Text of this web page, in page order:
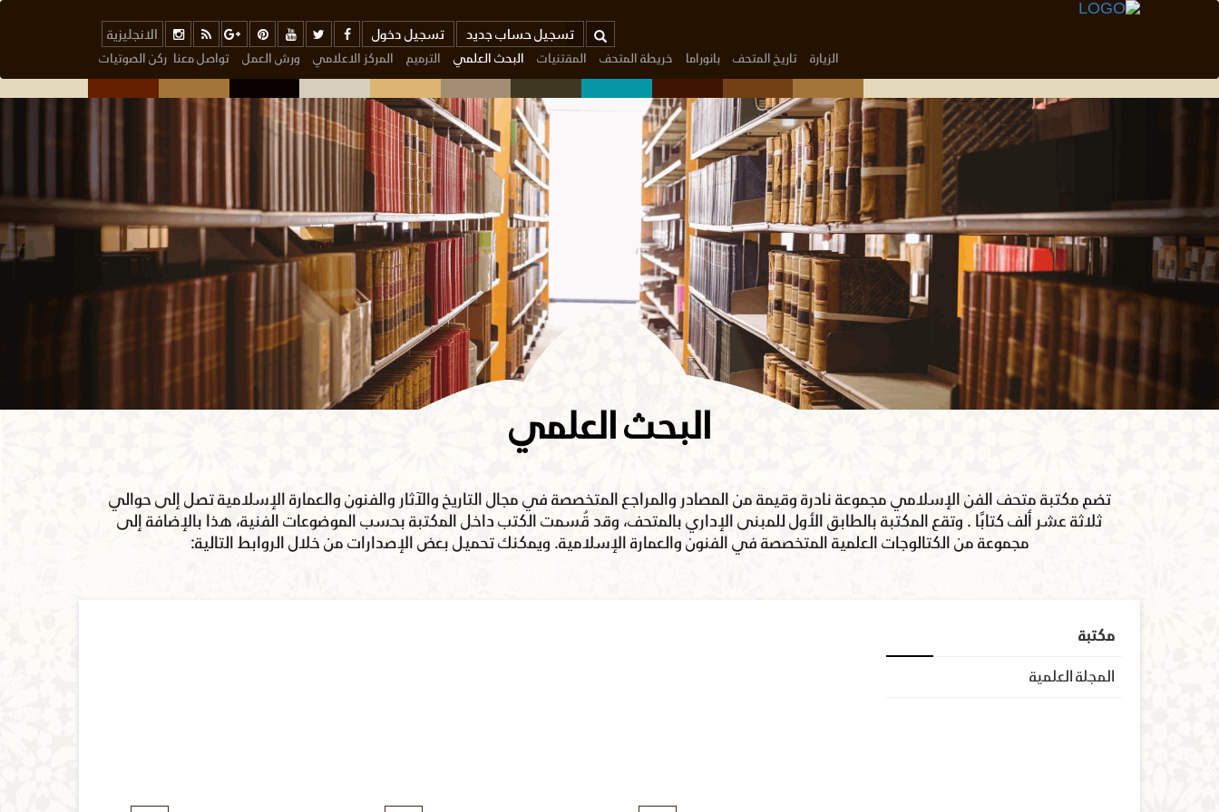
بحث تسجيل حساب جديد تسجيل دخول الانجليزية
الزيارة تاريخ المتحف بانوراما خريطة المتحف المقتنيات البحث العلمي الترميم المركز الاعلامي ورش العمل تواصل معنا ركن الصوتيات
البحث العلمي
تضم مكتبة متحف الفن الإسلامي مجموعة نادرة وقيمة من المصادر والمراجع المتخصصة في مجال التاريخ والآثار والفنون والعمارة الإسلامية تصل إلى حوالي
ثلاثة عشر ألف كتابًا . وتقع المكتبة بالطابق الأول للمبنى الإداري بالمتحف، وقد قُسمت الكتب داخل المكتبة بحسب الموضوعات الفنية، هذا بالإضافة إلى
مجموعة من الكتالوجات العلمية المتخصصة في الفنون والعمارة الإسلامية. ويمكنك تحميل بعض الإصدارات من خلال الروابط التالية:
مكتبة
المجلة العلمية